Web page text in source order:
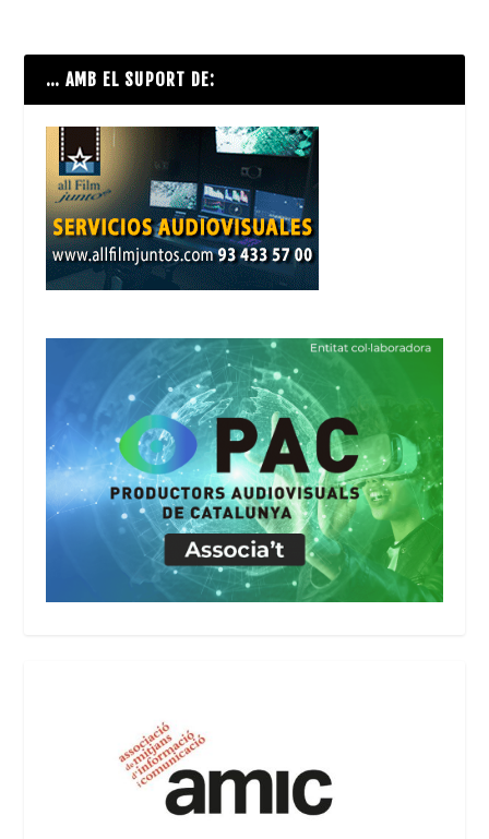
… AMB EL SUPORT DE: